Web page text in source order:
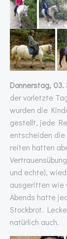
Donnerstag,
der vorletzte
wurden die
gestellt, jede
entscheiden
reiten hatten
und echte),
ausgeritten wie
Abends hatte
Stockbrot.
natürlich auch.